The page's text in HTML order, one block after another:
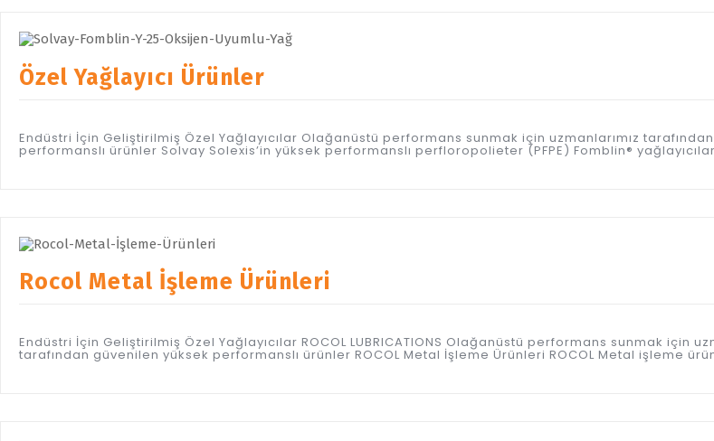
Özel Yağlayıcı Ürünler
Endüstri İçin Geliştirilmiş Özel Yağlayıcılar Olağanüstü performans sunmak için uzmanlarımız
performanslı ürünler Solvay Solexis’in yüksek performanslı perfloropolieter (PFPE) Fomblin®
Rocol Metal İşleme Ürünleri
Endüstri İçin Geliştirilmiş Özel Yağlayıcılar ROCOL LUBRICATIONS Olağanüstü performans sunmak için
tarafından güvenilen yüksek performanslı ürünler ROCOL Metal İşleme Ürünleri ROCOL Metal işleme